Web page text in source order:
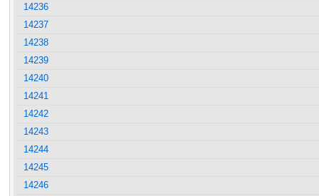
14236
14237
14238
14239
14240
14241
14242
14243
14244
14245
14246